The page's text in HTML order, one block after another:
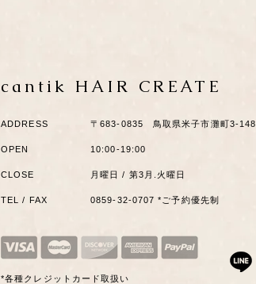
cantik HAIR CREATE
ADDRESS ​〒683-0835 鳥取県米子市灘町3-148
OPEN 10:00-19:00
CLOSE 月曜日 / 第3月.火曜日
TEL / FAX 0859-32-0707 *ご予約優先制
*各種クレジットカード取扱い